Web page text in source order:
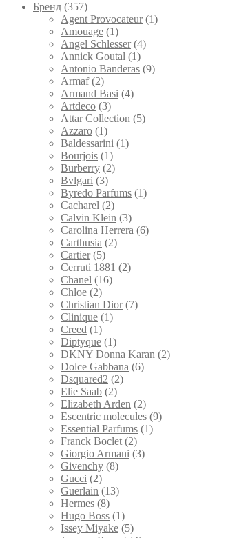
Брeнд (357)
Agent Provocateur (1)
Amouage (1)
Angel Schlesser (4)
Annick Goutal (1)
Antonio Banderas (9)
Armaf (2)
Armand Basi (4)
Artdeco (3)
Attar Collection (5)
Azzaro (1)
Baldessarini (1)
Bourjois (1)
Burberry (2)
Bvlgari (3)
Byredo Parfums (1)
Cacharel (2)
Calvin Klein (3)
Carolina Herrera (6)
Carthusia (2)
Cartier (5)
Cerruti 1881 (2)
Chanel (16)
Chloe (2)
Christian Dior (7)
Clinique (1)
Creed (1)
Diptyque (1)
DKNY Donna Karan (2)
Dolce Gabbana (6)
Dsquared2 (2)
Elie Saab (2)
Elizabeth Arden (2)
Escentric molecules (9)
Essential Parfums (1)
Franck Boclet (2)
Giorgio Armani (3)
Givenchy (8)
Gucci (2)
Guerlain (13)
Hermes (8)
Hugo Boss (1)
Issey Miyake (5)